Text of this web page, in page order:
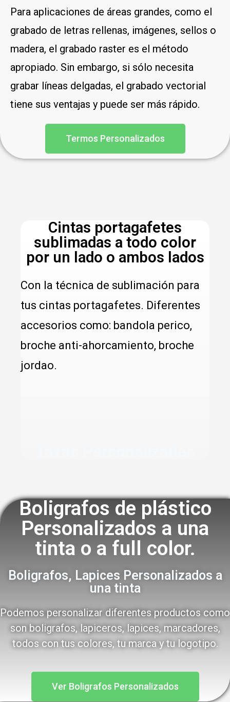
Para aplicaciones de áreas grandes, como el
grabado de letras rellenas, imágenes, sellos o
madera, el grabado raster es el método
apropiado. Sin embargo, si sólo necesita
grabar líneas delgadas, el grabado vectorial
tiene sus ventajas y puede ser más rápido.
Termos Personalizados
Cintas portagafetes
sublimadas a todo color
por un lado o ambos lados
Con la técnica de sublimación para
tus cintas portagafetes. Diferentes
accesorios como: bandola perico,
broche anti-ahorcamiento, broche
jordao.
Boligrafos de plástico
Personalizados a una
tinta o a full color.
Boligrafos, Lapices Personalizados a
una tinta
Podemos personalizar diferentes productos como
son boligrafos, lapiceros, lapices, marcadores,
todos con tus colores, tu marca y tu logotipo.
Ver Boligrafos Personalizados